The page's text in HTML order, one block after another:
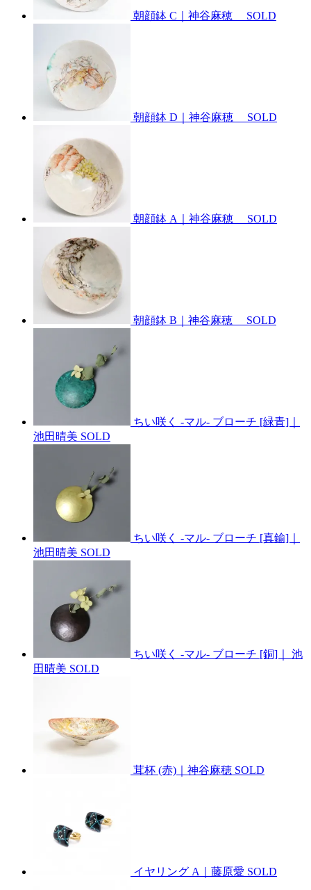
朝顔鉢 C｜神谷麻穂 SOLD
朝顔鉢 D｜神谷麻穂 SOLD
朝顔鉢 A｜神谷麻穂 SOLD
朝顔鉢 B｜神谷麻穂 SOLD
ちい咲く -マル- ブローチ [緑青]｜
池田晴美 SOLD
ちい咲く -マル- ブローチ [真鍮]｜
池田晴美 SOLD
ちい咲く -マル- ブローチ [銅]｜ 池
田晴美 SOLD
茸杯 (赤)｜神谷麻穂 SOLD
イヤリング A｜藤原愛 SOLD